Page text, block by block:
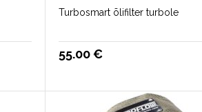
Turbosmart õlifilter turbole
55.00€